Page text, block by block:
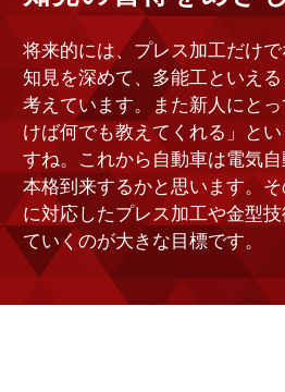
将来的には、プレス加工だけ
知見を深めて、多能工といえ
考えています。また新人にと
けば何でも教えてくれる」と
すね。これから自動車は電気
本格到来するかと思います。
に対応したプレス加工や金型
ていくのが大きな目標です。